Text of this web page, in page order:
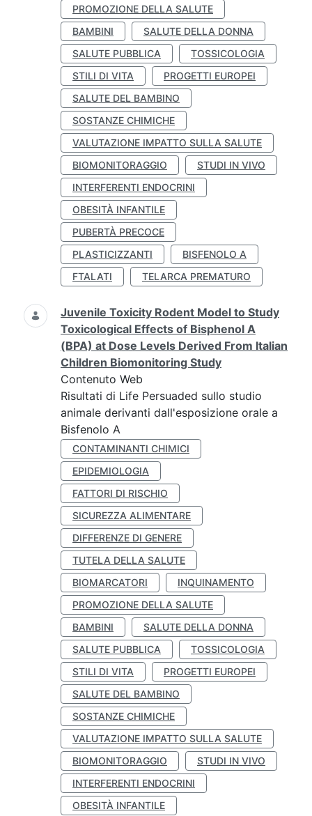
PROMOZIONE DELLA SALUTE
BAMBINI
SALUTE DELLA DONNA
SALUTE PUBBLICA
TOSSICOLOGIA
STILI DI VITA
PROGETTI EUROPEI
SALUTE DEL BAMBINO
SOSTANZE CHIMICHE
VALUTAZIONE IMPATTO SULLA SALUTE
BIOMONITORAGGIO
STUDI IN VIVO
INTERFERENTI ENDOCRINI
OBESITÀ INFANTILE
PUBERTÀ PRECOCE
PLASTICIZZANTI
BISFENOLO A
FTALATI
TELARCA PREMATURO
Juvenile Toxicity Rodent Model to Study
Toxicological Effects of Bisphenol A
(BPA) at Dose Levels Derived From Italian
Children Biomonitoring Study
Contenuto Web
Risultati di Life Persuaded sullo studio
animale derivanti dall'esposizione orale a
Bisfenolo A
CONTAMINANTI CHIMICI
EPIDEMIOLOGIA
FATTORI DI RISCHIO
SICUREZZA ALIMENTARE
DIFFERENZE DI GENERE
TUTELA DELLA SALUTE
BIOMARCATORI
INQUINAMENTO
PROMOZIONE DELLA SALUTE
BAMBINI
SALUTE DELLA DONNA
SALUTE PUBBLICA
TOSSICOLOGIA
STILI DI VITA
PROGETTI EUROPEI
SALUTE DEL BAMBINO
SOSTANZE CHIMICHE
VALUTAZIONE IMPATTO SULLA SALUTE
BIOMONITORAGGIO
STUDI IN VIVO
INTERFERENTI ENDOCRINI
OBESITÀ INFANTILE